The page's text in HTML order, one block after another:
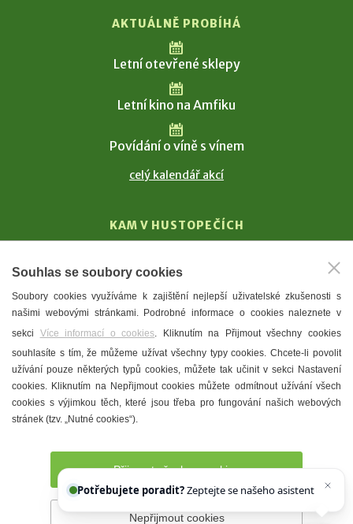
AKTUÁLNĚ PROBÍHÁ
Letní otevřené sklepy
Letní kino na Amfiku
Povídání o víně s vínem
celý kalendář akcí
KAM V HUSTOPEČÍCH
T. G. Masaryk
Mandloně
Ubytování
Restaurace
Městské muzeum a galerie
Denní meníčka
Prohlášení o přístupnosti Správce webu
Souhlas se soubory cookies
Soubory cookies využíváme k zajištění nejlepší uživatelské zkušenosti s
našimi webovými stránkami. Podrobné informace o cookies naleznete v
sekci Více informací o cookies. Kliknutím na Přijmout všechny cookies
souhlasíte s tím, že můžeme užívat všechny typy cookies. Chcete-li povolit
užívání pouze některých typů cookies, můžete tak učinit v sekci Nastavení
cookies. Kliknutím na Nepřijmout cookies můžete odmítnout užívání všech
cookies s výjimkou těch, které jsou třeba pro fungování našich webových
stránek (tzv. „Nutné cookies“).
Přijmout všechny cookies
Nepřijmout cookies
Potřebujete poradit?
Chettyho.